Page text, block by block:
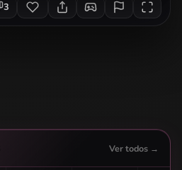
3
Ver todos →